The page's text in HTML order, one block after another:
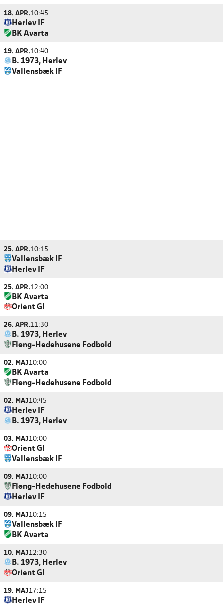
18. APR.10:45
Herlev IF
BK Avarta
19. APR.10:40
B. 1973, Herlev
Vallensbæk IF
25. APR.10:15
Vallensbæk IF
Herlev IF
25. APR.12:00
BK Avarta
Orient GI
26. APR.11:30
B. 1973, Herlev
Fløng-Hedehusene Fodbold
02. MAJ10:00
BK Avarta
Fløng-Hedehusene Fodbold
02. MAJ10:45
Herlev IF
B. 1973, Herlev
03. MAJ10:00
Orient GI
Vallensbæk IF
09. MAJ10:00
Fløng-Hedehusene Fodbold
Herlev IF
09. MAJ10:15
Vallensbæk IF
BK Avarta
10. MAJ12:30
B. 1973, Herlev
Orient GI
19. MAJ17:15
Herlev IF